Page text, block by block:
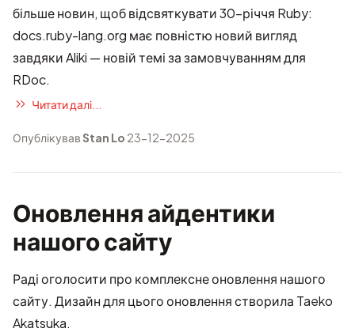
більше новин, щоб відсвяткувати 30-річчя Ruby:
docs.ruby-lang.org має повністю новий вигляд
завдяки Aliki — новій темі за замовчуванням для
RDoc.
Читати далі...
ОпублікувавStan Lo 23-12-2025
Оновлення айдентики
нашого сайту
Раді оголосити про комплексне оновлення нашого
сайту. Дизайн для цього оновлення створила Taeko
Akatsuka.